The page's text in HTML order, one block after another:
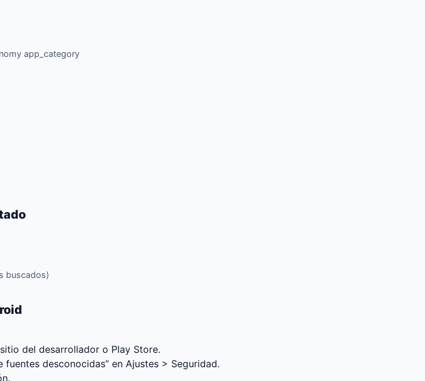
app_category
buscados)
del desarrollador o Play Store.
desconocidas” en Ajustes > Seguridad.